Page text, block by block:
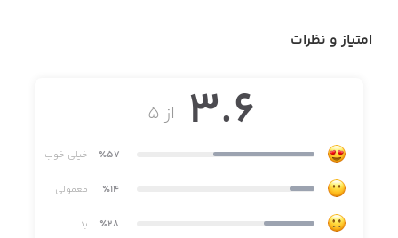
امتیاز و نظرات
از ۵ 3.6
٪57 خیلی خوب
٪14 معمولی
٪28 بد